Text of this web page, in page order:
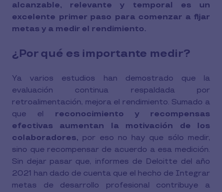
alcanzable, relevante y temporal es un
excelente primer paso para comenzar a fijar
metas y a medir el rendimiento.
¿Por qué es importante medir?
Ya varios estudios han demostrado que la
evaluación continua respaldada por
retroalimentación, mejora el rendimiento. Sumado a
que el reconocimiento y recompensas
efectivas aumentan la motivación de los
colaboradores, por eso no hay que sólo medir,
sino que recompensar de acuerdo a esa medición.
Sin dejar pasar que, informes de Deloitte del año
2021 han dado de cuenta que el hecho de Integrar
metas de desarrollo profesional contribuye a